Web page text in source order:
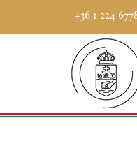
+36 1 224